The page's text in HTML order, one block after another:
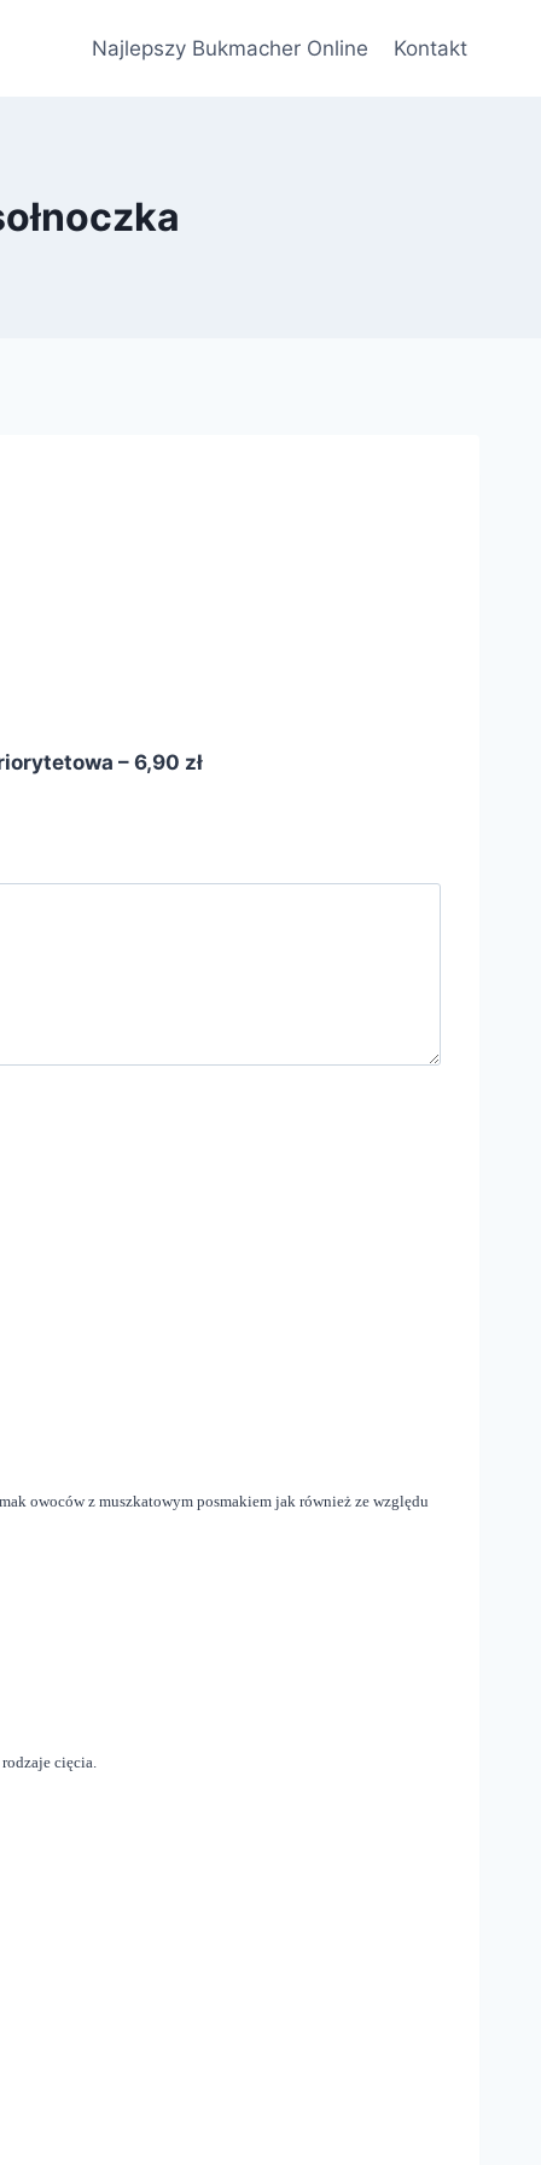
Najlepszy Bukmacher Online Kontakt
– 6,90 zł
owoców z muszkatowym posmakiem jak również ze względu
cięcia.